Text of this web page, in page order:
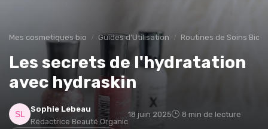
Mes cosmetiques bio Guides d'Utilisation Routines de Soins Bio
Les secrets de l'hydratation
avec hydraskin
Sophie Lebeau
Rédactrice Beauté Organic
18 juin 2025 8 min de lecture